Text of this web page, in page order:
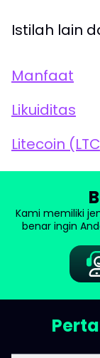
Istilah lain
Manfaat
Likuiditas
Litecoin
Kami memiliki
benar ingin